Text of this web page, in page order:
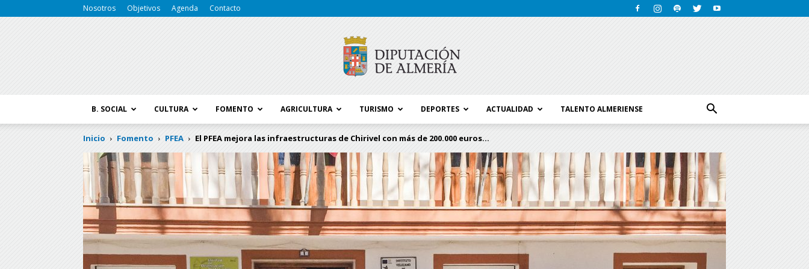
Nosotros Objetivos Agenda Contacto
Diputación
B. SOCIAL CULTURA FOMENTO AGRICULTURA TURISMO DEPORTES ACTUALIDAD TALENTO ALMERIENSE
Inicio Fomento PFEA El PFEA mejora las infraestructuras de Chirivel con más de 200.000 euros...